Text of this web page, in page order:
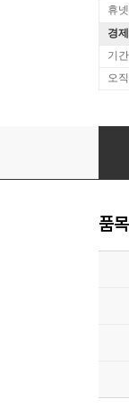
휴
경
기
오
언
품